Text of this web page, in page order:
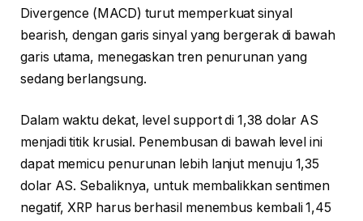
Divergence (MACD) turut memperkuat sinyal
bearish, dengan garis sinyal yang bergerak di bawah
garis utama, menegaskan tren penurunan yang
sedang berlangsung.
Dalam waktu dekat, level support di 1,38 dolar AS
menjadi titik krusial. Penembusan di bawah level ini
dapat memicu penurunan lebih lanjut menuju 1,35
dolar AS. Sebaliknya, untuk membalikkan sentimen
negatif, XRP harus berhasil menembus kembali 1,45